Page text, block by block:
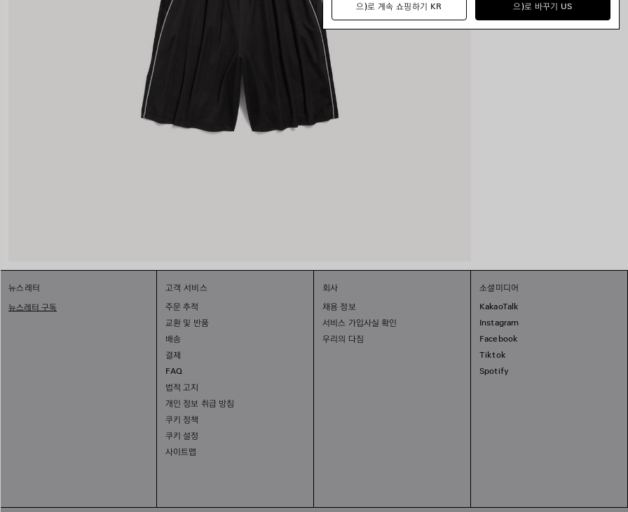
뉴스레터
뉴스레터 구독
고객 서비스
주문 추적
교환 및 반품
배송
결제
FAQ
법적 고지
개인 정보 취급 방침
쿠키 정책
쿠키 설정
사이트맵
회사
채용 정보
서비스 가입사실 확인
우리의 다짐
소셜미디어
KakaoTalk
Instagram
Facebook
Tiktok
Spotify
으)로 계속 쇼핑하기 KR 으)로 바꾸기 US